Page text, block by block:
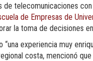
telecomunicaciones
de Empresas de
la toma de decisiones
experiencia muy
costa, mencionó